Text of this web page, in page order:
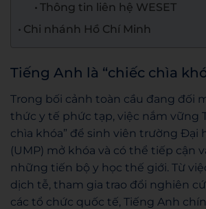
Thông tin liên hệ WESET
Chi nhánh Hồ Chí Minh
Tiếng Anh là “chiếc chìa
Trong bối cảnh toàn cầu đang đối
thức y tế phức tạp, việc nắm vững
chìa khóa” để sinh viên trường Đại
(UMP) mở khóa và có thể tiếp cận
những tiến bộ y học thế giới. Từ
dịch tễ, tham gia trao đổi nghiên
các tổ chức quốc tế, Tiếng Anh